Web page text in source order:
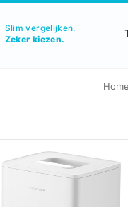
Slim vergelijken.
Zeker kiezen.
Home